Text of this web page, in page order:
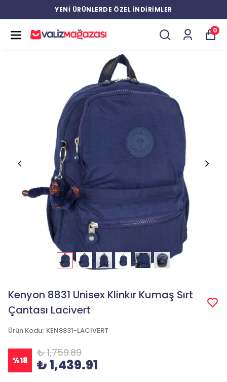
YENİ ÜRÜNLERDE ÖZEL İNDİRİMLER
0
Kenyon 8831 Unisex Klinkır Kumaş Sırt
Çantası Lacivert
Ürün Kodu: KEN8831-LACIVERT
%18
₺ 1,759.89
₺ 1,439.91